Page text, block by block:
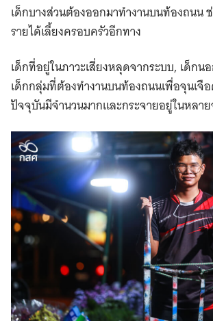
เด็กบางส่วนต้องออกมาทำงานบนท้องถนน ช่
รายได้เลี้ยงครอบครัวอีกทาง
เด็กที่อยู่ในภาวะเสี่ยงหลุดจากระบบ, เด็กน
เด็กกลุ่มที่ต้องทำงานบนท้องถนนเพื่อจุนเจื
ปัจจุบันมีจำนวนมากและกระจายอยู่ในหลา